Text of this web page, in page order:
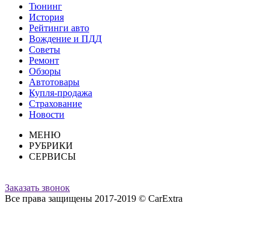
Тюнинг
История
Рейтинги авто
Вождение и ПДД
Советы
Ремонт
Обзоры
Автотовары
Купля-продажа
Страхование
Новости
МЕНЮ
РУБРИКИ
СЕРВИСЫ
Заказать звонок
Все права защищены 2017-2019 © CarExtra